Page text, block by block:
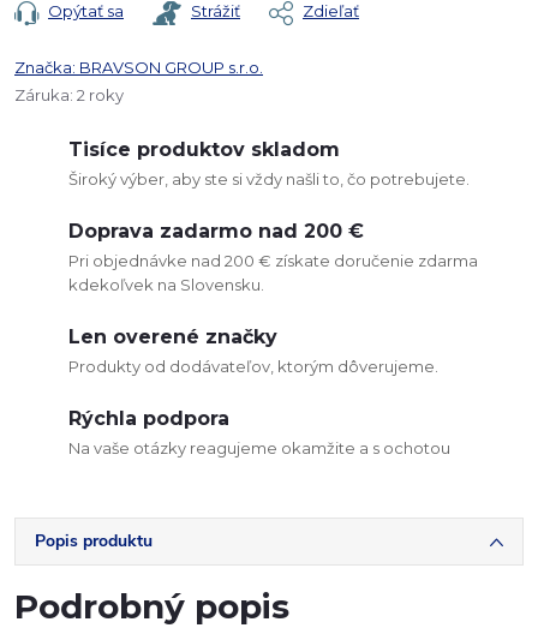
Opýtať sa Strážiť Zdieľať
Značka: BRAVSON GROUP s.r.o.
Záruka: 2 roky
Tisíce produktov skladom
Široký výber, aby ste si vždy našli to, čo potrebujete.
Doprava zadarmo nad 200 €
Pri objednávke nad 200 € získate doručenie zdarma
kdekoľvek na Slovensku.
Len overené značky
Produkty od dodávateľov, ktorým dôverujeme.
Rýchla podpora
Na vaše otázky reagujeme okamžite a s ochotou
Popis produktu
Podrobný popis